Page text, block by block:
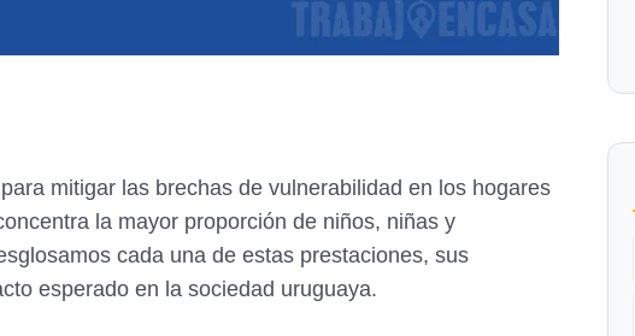
mitigar las brechas de vulnerabilidad en los hogares
la mayor proporción de niños, niñas y
cada una de estas prestaciones, sus
esperado en la sociedad uruguaya.